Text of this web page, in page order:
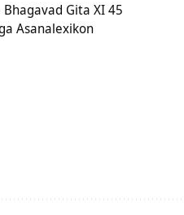
Gita XI 45
Asanalexikon